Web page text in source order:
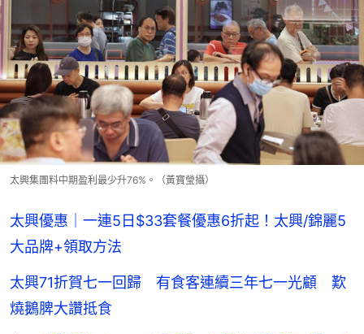
太興集團料中期盈利最少升76%。（黃寶瑩攝）
太興優惠｜一連5日$33套餐優惠6折起！太興/錦麗5
大品牌+領取方法
太興71折賀七一回歸 有食客連續三年七一光顧 歎
燒鵝脾大讚抵食